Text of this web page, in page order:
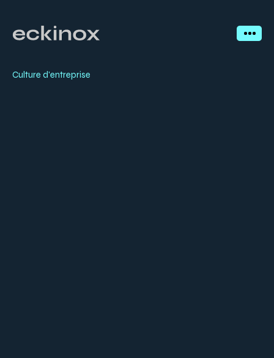
Culture d'entreprise